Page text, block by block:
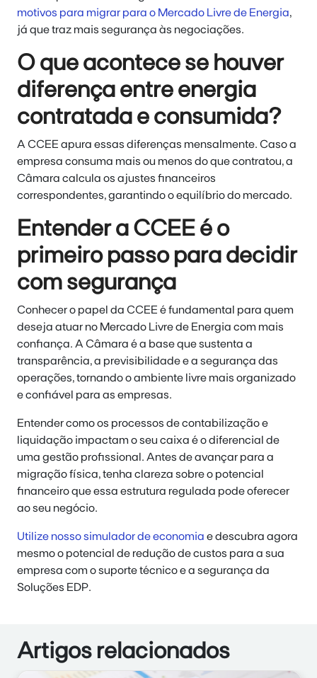
motivos para migrar para o Mercado Livre de Energia,
já que traz mais segurança às negociações.
O que acontece se houver
diferença entre energia
contratada e consumida?
A CCEE apura essas diferenças mensalmente. Caso a
empresa consuma mais ou menos do que contratou, a
Câmara calcula os ajustes financeiros
correspondentes, garantindo o equilíbrio do mercado.
Entender a CCEE é o
primeiro passo para decidir
com segurança
Conhecer o papel da CCEE é fundamental para quem
deseja atuar no Mercado Livre de Energia com mais
confiança. A Câmara é a base que sustenta a
transparência, a previsibilidade e a segurança das
operações, tornando o ambiente livre mais organizado
e confiável para as empresas.
Entender como os processos de contabilização e
liquidação impactam o seu caixa é o diferencial de
uma gestão profissional. Antes de avançar para a
migração física, tenha clareza sobre o potencial
financeiro que essa estrutura regulada pode oferecer
ao seu negócio.
Utilize nosso simulador de economia e descubra agora
mesmo o potencial de redução de custos para a sua
empresa com o suporte técnico e a segurança da
Soluções EDP.
Artigos relacionados